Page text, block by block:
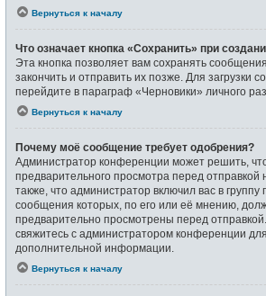
Вернуться к началу
Что означает кнопка «Сохранить» при
Эта кнопка позволяет вам сохранять
закончить и отправить их позже. Для загрузки
перейдите в параграф «Черновики» личного
Вернуться к началу
Почему моё сообщение требует одобрения?
Администратор конференции может решить,
предварительного просмотра перед
также, что администратор включил вас в группу
сообщения которых, по его или её мнению,
предварительно просмотрены перед
свяжитесь с администратором конференции
дополнительной информации.
Вернуться к началу